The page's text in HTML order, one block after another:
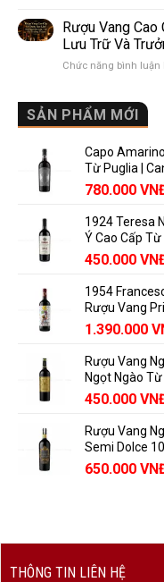
Rượu Vang
Lưu Trữ Và
Chức năng bình luận
SẢN PHẨM MỚI
Capo
Từ Puglia |
Giá
là:
858.000
780.000
1924 Teresa
Ý Cao Cấp
Giá
là:
495.000
450.000
1954
Rượu Vang
Giá
là:
1.529.000
1.390.000
Rượu Vang
Ngọt Ngào
450.000
Rượu Vang
Semi Dolce
650.000
THÔNG TIN LIÊN HỆ